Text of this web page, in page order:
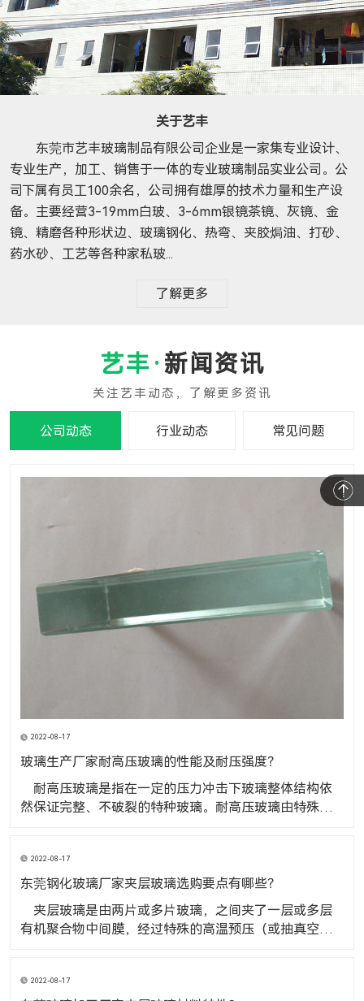
关于艺丰
东莞市艺丰玻璃制品有限公司企业是一家集专业设计、
专业生产，加工、销售于一体的专业玻璃制品实业公司。公
司下属有员工100余名，公司拥有雄厚的技术力量和生产设
备。主要经营3-19mm白玻、3-6mm银镜茶镜、灰镜、金
镜、精磨各种形状边、玻璃钢化、热弯、夹胶焗油、打砂、
药水砂、工艺等各种家私玻...
了解更多
新闻资讯
公司动态 行业动态 常见问题
2022-08-17
玻璃生产厂家耐高压玻璃的性能及耐压强度？
​ 耐高压玻璃是指在一定的压力冲击下玻璃整体结构依
然保证完整、不破裂的特种玻璃。耐高压玻璃由特殊材
泛应用于化工、石油、电力、制药、机械制造等领域。
玻璃生产厂家耐高压玻璃的性
2022-08-17
东莞钢化玻璃厂家夹层玻璃选购要点有哪些？
​ 夹层玻璃是由两片或多片玻璃，之间夹了一层或多层
有机聚合物中间膜，经过特殊的高温预压（或抽真空）
有哪些？ 1、看标志查证书
2022-08-17